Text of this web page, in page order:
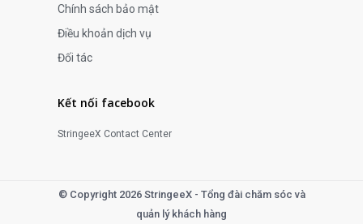
Chính sách bảo mật
Điều khoản dịch vụ
Đối tác
Kết nối facebook
StringeeX Contact Center
© Copyright 2026 StringeeX - Tổng đài chăm sóc và
quản lý khách hàng